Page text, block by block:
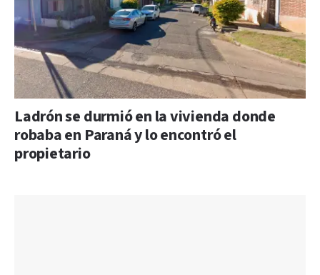
Ladrón se durmió en la vivienda donde
robaba en Paraná y lo encontró el
propietario